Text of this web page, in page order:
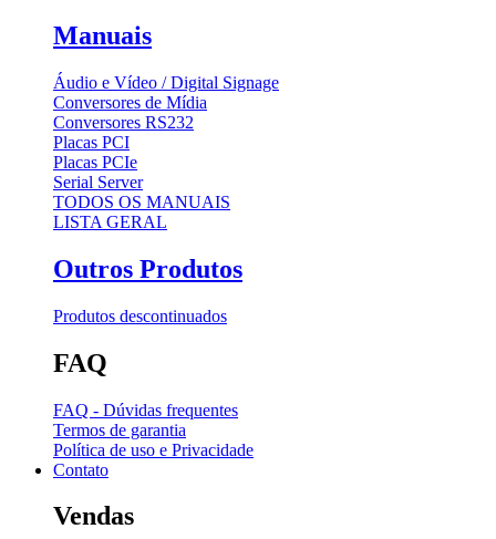
Manuais
Áudio e Vídeo / Digital Signage
Conversores de Mídia
Conversores RS232
Placas PCI
Placas PCIe
Serial Server
TODOS OS MANUAIS
LISTA GERAL
Outros Produtos
Produtos descontinuados
FAQ
FAQ - Dúvidas frequentes
Termos de garantia
Política de uso e Privacidade
Contato
Vendas